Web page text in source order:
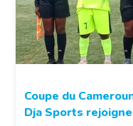
Coupe du
Dja Sports